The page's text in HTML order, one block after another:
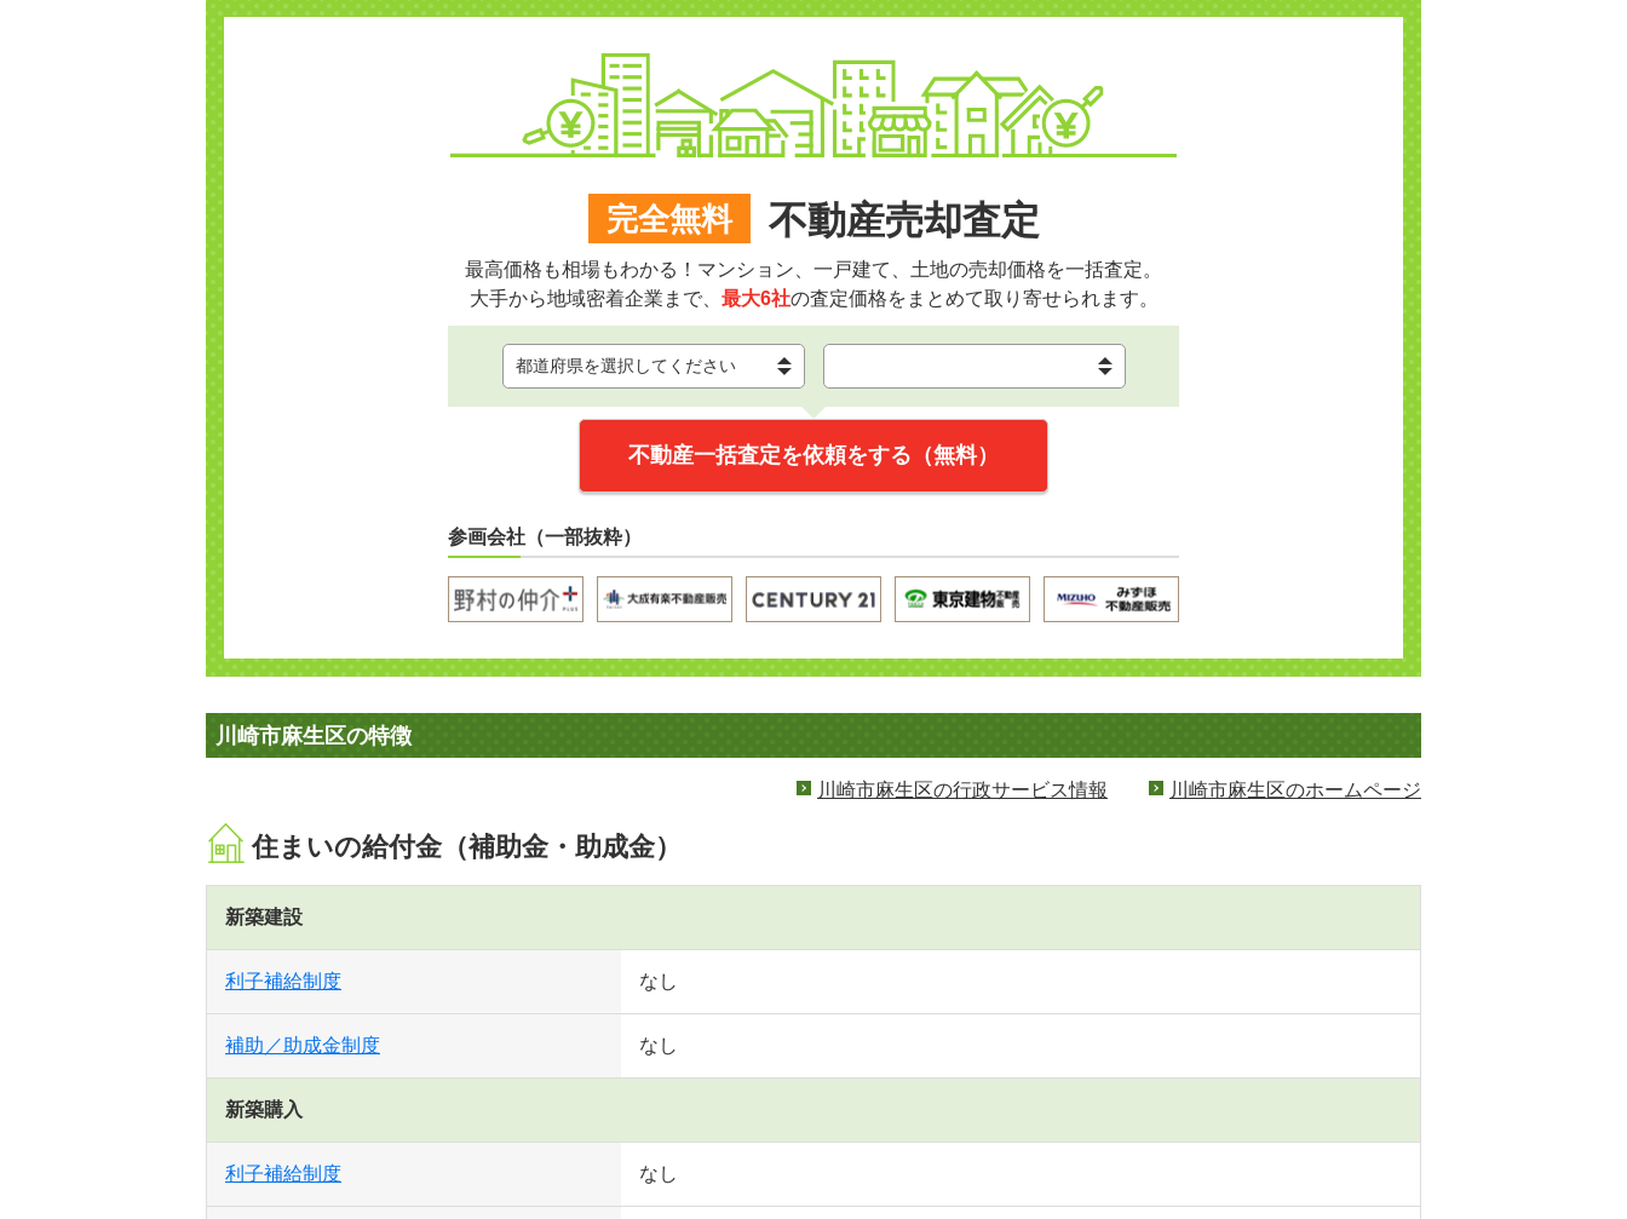
完全無料 不動産売却査定
最高価格も相場もわかる！マンション、一戸建て、土地の売却価格を一括査定。
大手から地域密着企業まで、 最大6社の査定価格をまとめて取り寄せられます。
不動産一括査定を依頼をする（無料）
参画会社（一部抜粋）
川崎市麻生区の特徴
川崎市麻生区の行政サービス情報 川崎市麻生区のホームページ
住まいの給付金（補助金・助成金）
新築建設
利子補給制度 なし
補助／助成金制度 なし
新築購入
利子補給制度 なし